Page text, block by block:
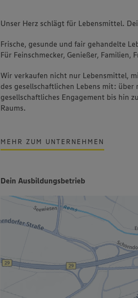
Unser Herz schlägt für Lebensmittel.
Frische, gesunde und fair gehandelte
Für Feinschmecker, Genießer, Familien,
Wir verkaufen nicht nur Lebensmittel,
des gesellschaftlichen Lebens mit:
gesellschaftliches Engagement bis hin
Raums.
MEHR ZUM UNTERNEHMEN
Dein Ausbildungsbetrieb